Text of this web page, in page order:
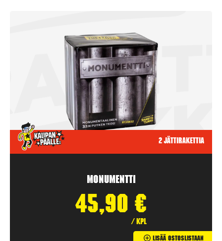
2 jättirakettia
Monumentti
45,90 €
/ kpl
Lisää Ostoslistaan